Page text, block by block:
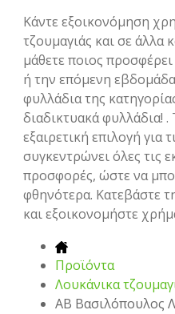
Κάντε εξοικονόμηση
τζουμαγιάς και σε άλλα
μάθετε ποιος
ή την επόμενη
φυλλάδια της
διαδικτυακά φυλλάδια! .
εξαιρετική επιλογή για
συγκεντρώνει όλες τις
προσφορές, ώστε να
φθηνότερα. Κατεβάστε
και εξοικονομήστε
Προϊόντα
Λουκάνικα
ΑΒ Βασιλόπουλος